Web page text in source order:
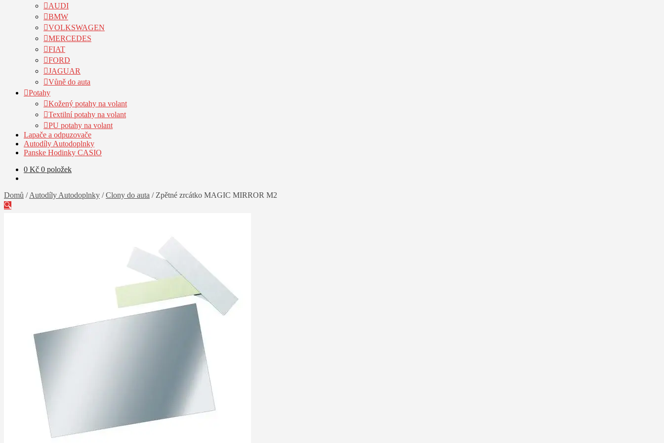
AUDI
BMW
VOLKSWAGEN
MERCEDES
FIAT
FORD
JAGUAR
Vůně do auta
Potahy
Kožený potahy na volant
Textilní potahy na volant
PU potahy na volant
Lapače a odpuzovače
Autodíly Autodoplnky
Panske Hodinky CASIO
0 Kč 0 položek
Domů /Autodíly Autodoplnky /Clony do auta / Zpětné zrcátko MAGIC MIRROR M2
🔍